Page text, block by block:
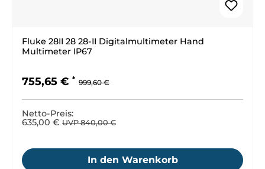
Fluke 28II 28 28-II Digitalmultimeter Hand
Multimeter IP67
Verkaufspreis:
755,65 € Regulärer Preis:
999,60 €
Netto-Preis:
635,00 € UVP 840,00 €
In den Warenkorb